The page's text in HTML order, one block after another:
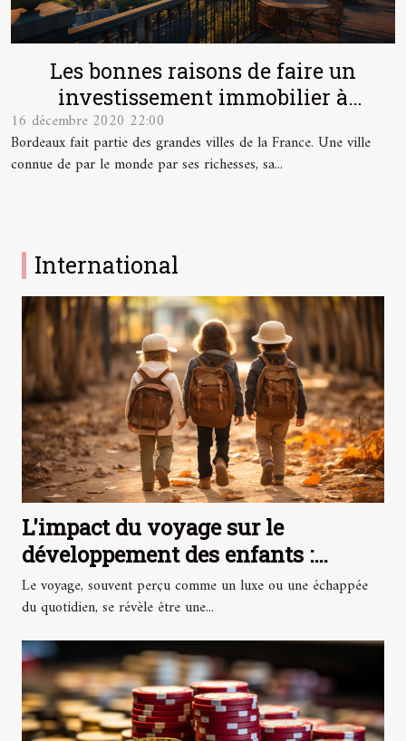
Les bonnes raisons de faire un
investissement immobilier à
Bordeaux
16 décembre 2020 22:00
Bordeaux fait partie des grandes villes de la France. Une ville
connue de par le monde par ses richesses, sa...
International
L'impact du voyage sur le
développement des enfants :
perspectives internationales
Le voyage, souvent perçu comme un luxe ou une échappée
du quotidien, se révèle être une...